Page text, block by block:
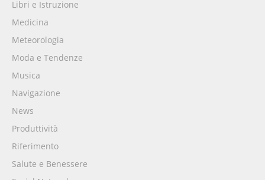
Libri e Istruzione
Medicina
Meteorologia
Moda e Tendenze
Musica
Navigazione
News
Produttività
Riferimento
Salute e Benessere